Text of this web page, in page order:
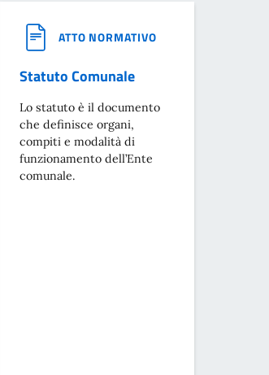
ATTO NORMATIVO
Statuto Comunale
Lo statuto è il documento
che definisce organi,
compiti e modalità di
funzionamento dell’Ente
comunale.